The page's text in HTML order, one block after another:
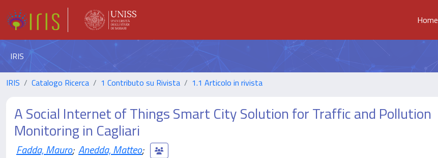
Home
IRIS
IRIS Catalogo Ricerca 1 Contributo su Rivista 1.1 Articolo in rivista
A Social Internet of Things Smart City Solution for Traffic and Pollution
Monitoring in Cagliari
Fadda, Mauro; Anedda, Matteo;